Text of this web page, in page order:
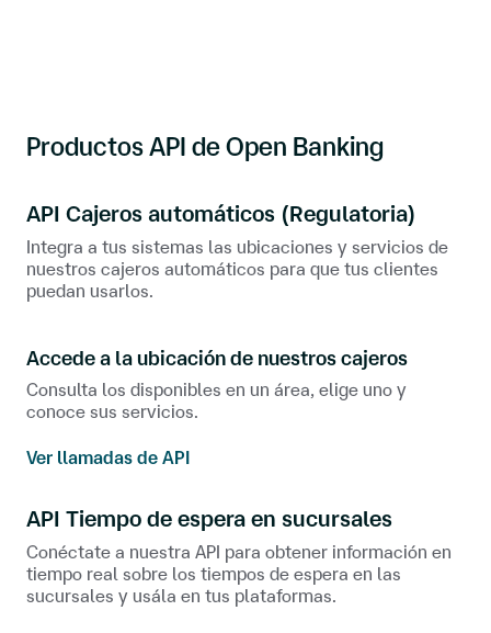
Productos API de Open Banking
API Cajeros automáticos (Regulatoria)
Integra a tus sistemas las ubicaciones y servicios de
nuestros cajeros automáticos para que tus clientes
puedan usarlos.
Accede a la ubicación de nuestros cajeros
Consulta los disponibles en un área, elige uno y
conoce sus servicios.
Ver llamadas de API
API Tiempo de espera en sucursales
Conéctate a nuestra API para obtener información en
tiempo real sobre los tiempos de espera en las
sucursales y usála en tus plataformas.